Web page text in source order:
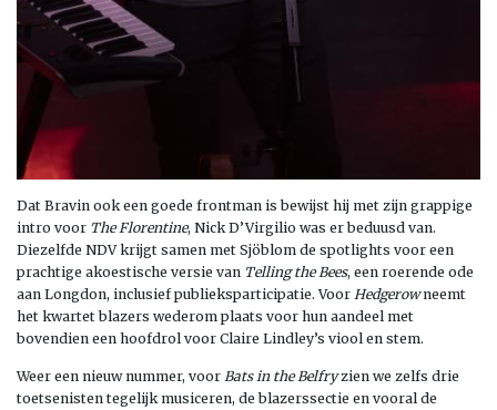
Dat Bravin ook een goede frontman is bewijst hij met zijn grappige
intro voor The Florentine, Nick D’Virgilio was er beduusd van.
Diezelfde NDV krijgt samen met Sjöblom de spotlights voor een
prachtige akoestische versie van Telling the Bees, een roerende ode
aan Longdon, inclusief publieksparticipatie. Voor Hedgerowneemt
het kwartet blazers wederom plaats voor hun aandeel met
bovendien een hoofdrol voor Claire Lindley’s viool en stem.
Weer een nieuw nummer, voor Bats in the Belfryzien we zelfs drie
toetsenisten tegelijk musiceren, de blazerssectie en vooral de